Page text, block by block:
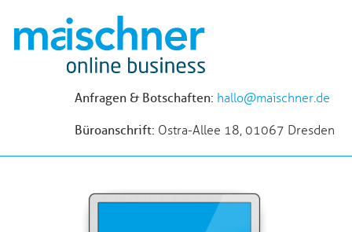
Anfragen & Botschaften: hallo@maischner.de
Büroanschrift: Ostra-Allee 18, 01067 Dresden